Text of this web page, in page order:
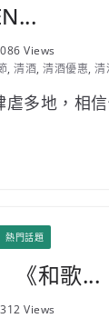
Views
,清酒,清酒優惠,清
虐多地，相
熱門話題
《和歌...
Views